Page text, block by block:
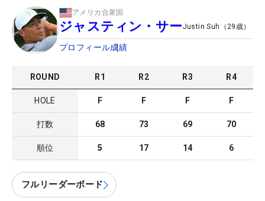
アメリカ合衆国
ジャスティン・サーJustin Suh （ 29 歳）
プロフィール成績
ROUND R1 R2 R3 R4
HOLE F F F F
打数 68 73 69 70
順位 5 17 14 6
フルリーダーボード